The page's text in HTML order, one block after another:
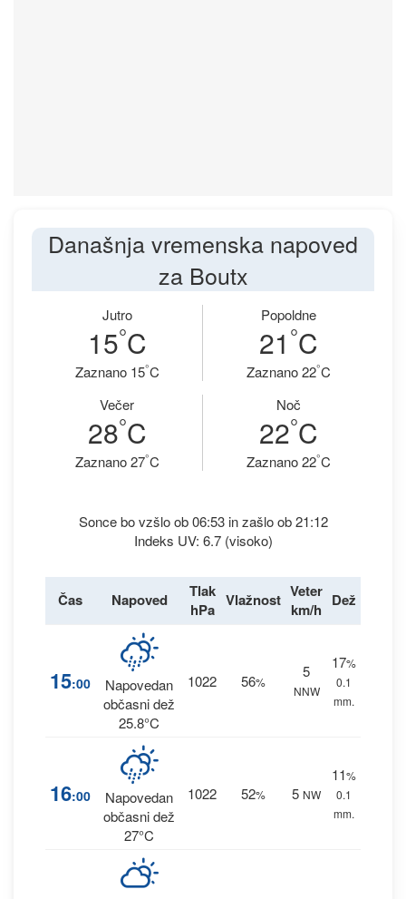
Današnja vremenska napoved
za Boutx
Jutro
15°C
Zaznano 15°C
Popoldne
21 °C
Zaznano 22°C
Večer
28°C
Zaznano 27°C
Noč
22°C
Zaznano 22°C
Sonce bo vzšlo ob 06:53 in zašlo ob 21:12
Indeks UV: 6.7 (visoko)
Čas Napoved
Tlak
hPa Vlažnost Veter
km/h Dež
15:00
Napovedan
občasni dež
25.8°C
1022 56%
5
NNW
17%
0.1
mm.
16:00
Napovedan
občasni dež
27°C
1022 52% 5 NW
11%
0.1
mm.